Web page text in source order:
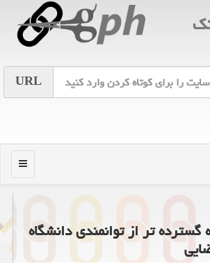
URL
منو
تر از توانمندی دانشگاه